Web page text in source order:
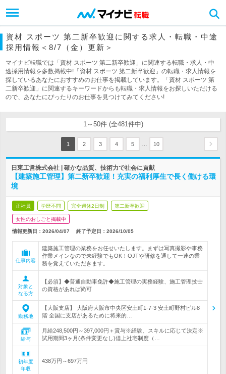
資材 スポーツ 第二新卒歓迎に関する求人・転職・中途
採用情報＜8/7（金）更新＞
マイナビ転職では「資材 スポーツ 第二新卒歓迎」に関連する転職・求人・中
途採用情報を多数掲載中!「資材 スポーツ 第二新卒歓迎」の転職・求人情報を
探しているあなたにおすすめのお仕事を掲載しています。「資材 スポーツ 第
二新卒歓迎」に関連するキーワードからも転職・求人情報をお探しいただける
ので、あなたにぴったりのお仕事を見つけてみてください!
1～50件 (全481件中)
1 2 3 4 5 10
日東工営株式会社 | 確かな品質、技術力で社会に貢献
【建築施工管理】第二新卒歓迎！充実の福利厚生で長く働ける環
境
正社員 学歴不問 完全週休2日制 第二新卒歓迎
女性のおしごと掲載中
情報更新日：2026/04/07 終了予定日： 2026/10/05
仕事内容
建築施工管理の業務をお任せいたします。まずは写真撮影や事務
作業メインなので未経験でもOK！OJTや研修を通して一連の業
務を覚えていただきます。
対象と
なる方
【必須】◆普通自動車免許◆施工管理の実務経験、施工管理技士
の資格があれば尚可
勤務地
【大阪支店】 大阪府大阪市中央区安土町1-7-3 安土町野村ビル8
階 全国に支店があるために将来的…
給与
月給248,500円～397,000円＋賞与※経験、スキルに応じて決定※
試用期間3ヶ月(条件変更なし)借上社宅制度（…
初年度
年収
438万円～697万円